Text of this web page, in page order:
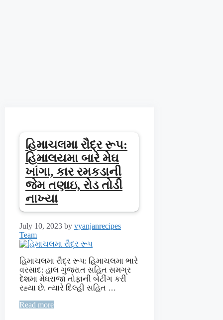
હિમાચલમા રૌદ્ર રૂપ:
હિમાલયમા બારે મેઘ
ખાંગા, કાર રમકડાની
જેમ તણાઇ, રોડ તોડી
નાખ્યા
July 10, 2023 by vyanjanrecipes
Team
હિમાચલમા રૌદ્ર રૂપ: હિમાચલમા ભારે
વરસાદ: હાલ ગુજરાત સહિત સમગ્ર
દેશમા મેઘરાજા તોફાની બેટીંગ કરી
રહ્યા છે. ત્યારે દિલ્હી સહિત …
Read more